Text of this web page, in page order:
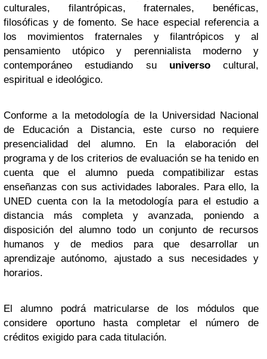
culturales, filantrópicas, fraternales, benéficas,
filosóficas y de fomento. Se hace especial referencia a
los movimientos fraternales y filantrópicos y al
pensamiento utópico y perennialista moderno y
contemporáneo estudiando su universocultural,
espiritual e ideológico.
Conforme a la metodología de la Universidad Nacional
de Educación a Distancia, este curso no requiere
presencialidad del alumno. En la elaboración del
programa y de los criterios de evaluación se ha tenido en
cuenta que el alumno pueda compatibilizar estas
enseñanzas con sus actividades laborales. Para ello, la
UNED cuenta con la la metodología para el estudio a
distancia más completa y avanzada, poniendo a
disposición del alumno todo un conjunto de recursos
humanos y de medios para que desarrollar un
aprendizaje autónomo, ajustado a sus necesidades y
horarios.
El alumno podrá matricularse de los módulos que
considere oportuno hasta completar el número de
créditos exigido para cada titulación.